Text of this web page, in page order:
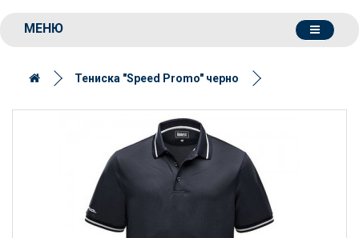
МЕНЮ
Тениска "Speed Promo" черно